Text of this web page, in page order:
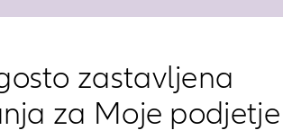
zastavljena
za Moje podjetje